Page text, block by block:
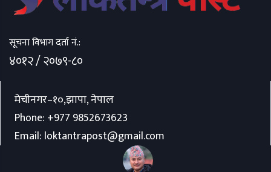
सूचना विभाग दर्ता नं.:
४०१२ / २०७९-८०
मेचीनगर–१०,झापा, नेपाल
Phone: +977 9852673623
Email: loktantrapost@gmail.com